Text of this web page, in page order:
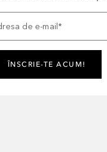
de e-mail *
ÎNSCRIE-TE ACUM!